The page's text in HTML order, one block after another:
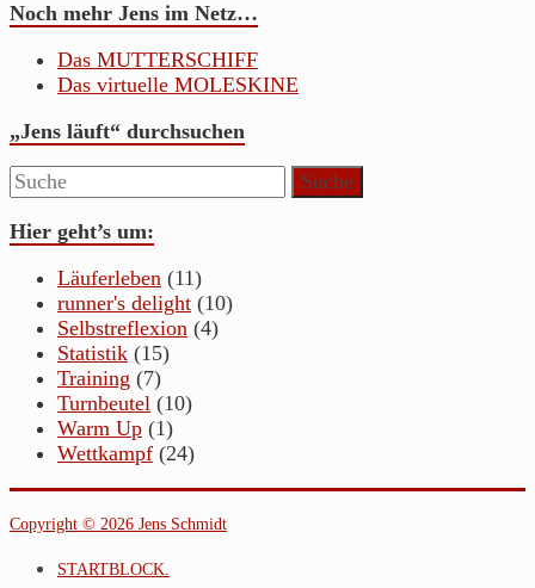
Noch mehr Jens im Netz…
Das MUTTERSCHIFF
Das virtuelle MOLESKINE
„Jens läuft“ durchsuchen
Hier geht’s um:
Läuferleben (11)
runner's delight (10)
Selbstreflexion (4)
Statistik (15)
Training (7)
Turnbeutel (10)
Warm Up (1)
Wettkampf (24)
Copyright © 2026 Jens Schmidt
STARTBLOCK.